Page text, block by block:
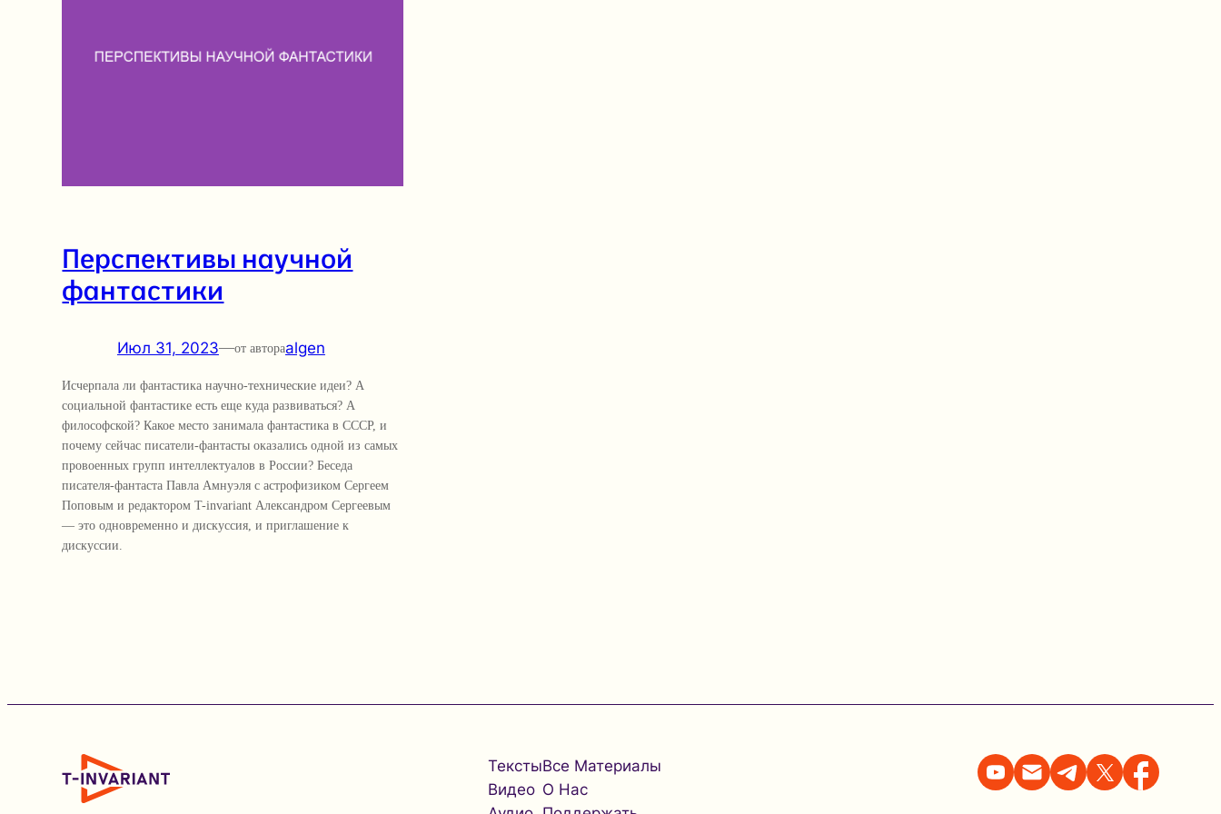
Перспективы научной
фантастики
Июл 31, 2023—от автораalgen
Исчерпала ли фантастика научно-технические идеи? А
социальной фантастике есть еще куда развиваться? А
философской? Какое место занимала фантастика в СССР, и
почему сейчас писатели-фантасты оказались одной из самых
провоенных групп интеллектуалов в России? Беседа
писателя-фантаста Павла Амнуэля с астрофизиком Сергеем
Поповым и редактором T-invariant Александром Сергеевым
— это одновременно и дискуссия, и приглашение к
дискуссии.
Тексты
Видео
Все Материалы
О Нас